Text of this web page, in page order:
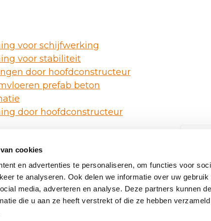
cookies
en advertenties te personaliseren, om functies voor
te analyseren. Ook delen we informatie over uw gebruik
media, adverteren en analyse. Deze partners kunnen
die u aan ze heeft verstrekt of die ze hebben
voor schijfwerking
voor stabiliteit
door hoofdconstructeur
prefab beton
door hoofdconstructeur
Onze producten